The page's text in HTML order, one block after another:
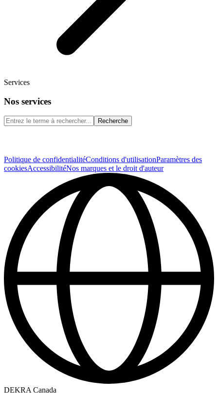
Services
Nos services
Recherche
Politique de confidentialitéConditions d'utilisationParamètres des
cookiesAccessibilitéNos marques et le droit d'auteur
DEKRA Canada